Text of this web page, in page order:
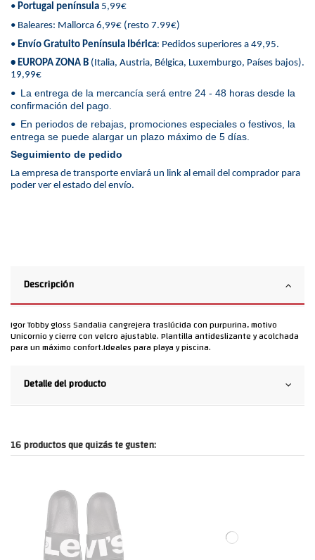
• Portugal península 5,99€
• Baleares: Mallorca 6,99€ (resto 7.99€)
• Envío Gratuito Península Ibérica: Pedidos superiores a 49,95.
• EUROPA ZONA B (Italia, Austria, Bélgica, Luxemburgo, Países bajos).
19,99€
• La entrega de la mercancía será entre 24 - 48 horas desde la
confirmación del pago.
• En periodos de rebajas, promociones especiales o festivos, la
entrega se puede alargar un plazo máximo de 5 días.
Seguimiento de pedido
La empresa de transporte enviará un link al email del comprador para
poder ver el estado del envío.
Descripción
Igor Tobby gloss Sandalia cangrejera traslúcida con purpurina, motivo
Unicornio y cierre con velcro ajustable. Plantilla antideslizante y acolchada
para un máximo confort.Ideales para playa y piscina.
Detalle del producto
16 productos que quizás te gusten: